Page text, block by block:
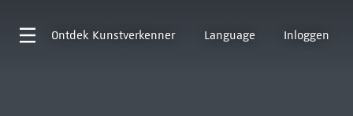
Ontdek Kunstverkenner Language Inloggen